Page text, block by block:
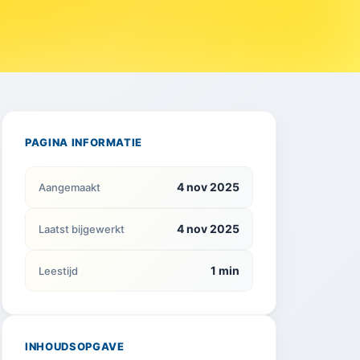
PAGINA INFORMATIE
Aangemaakt 4 nov 2025
Laatst bijgewerkt 4 nov 2025
Leestijd 1 min
INHOUDSOPGAVE